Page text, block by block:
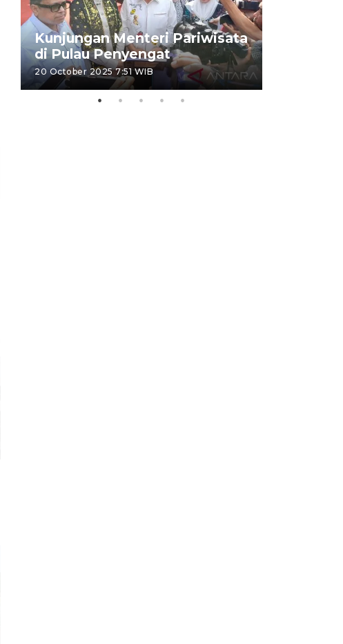
Kunjungan Menteri Pariwisata
di Pulau Penyengat
20 October 2025 7:51 WIB